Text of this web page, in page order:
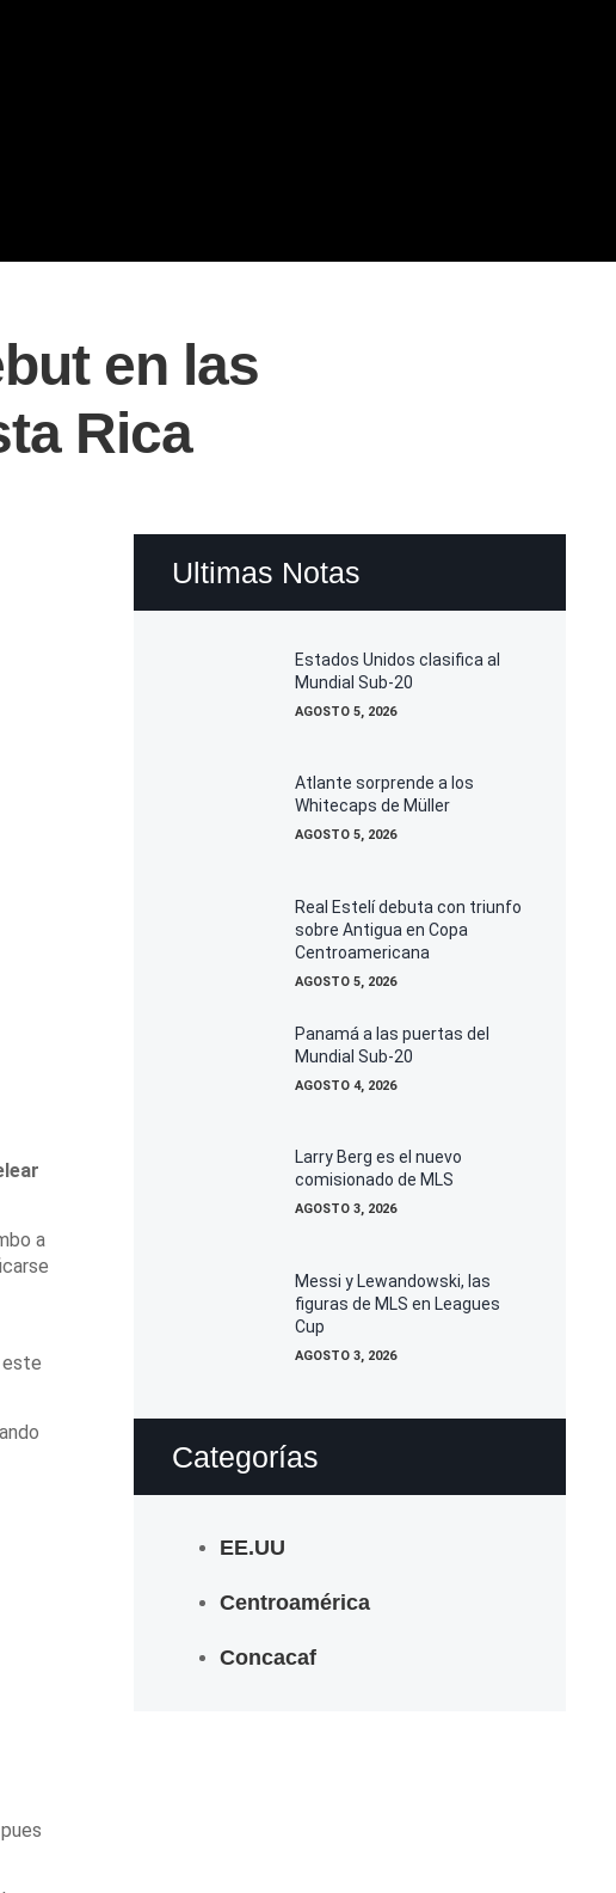
en las
Rica
a
este
Ultimas Notas
Estados Unidos clasifica al
Mundial Sub-20
AGOSTO 5, 2026
Atlante sorprende a los
Whitecaps de Müller
AGOSTO 5, 2026
Real Estelí debuta con triunfo
sobre Antigua en Copa
Centroamericana
AGOSTO 5, 2026
Panamá a las puertas del
Mundial Sub-20
AGOSTO 4, 2026
Larry Berg es el nuevo
comisionado de MLS
AGOSTO 3, 2026
Messi y Lewandowski, las
figuras de MLS en Leagues
Cup
AGOSTO 3, 2026
Categorías
EE.UU
Centroamérica
Concacaf